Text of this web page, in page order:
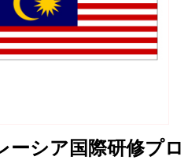
ーシア国際研修プロ